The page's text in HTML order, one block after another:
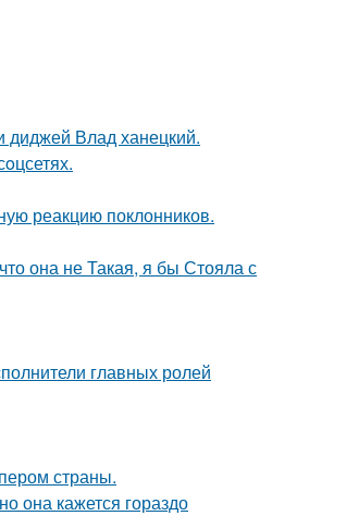
Влад ханецкий.
реакцию поклонников.
она не Такая, я бы Стояла с
главных ролей
страны.
она кажется гораздо